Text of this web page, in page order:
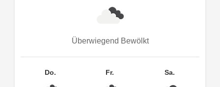
Überwiegend Bewölkt
Do. Fr. Sa.